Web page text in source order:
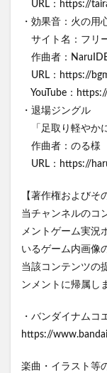
URL：https://
・効果音：火の用
サイト名：フリ
作曲者：
URL：https://
YouTube：
・退場ジングル
「足取り軽やか
作曲者：のる様
URL：https://
【著作権およびそ
当チャンネルのコ
メントゲーム実況
いるゲーム内画像
当該コンテンツの
ンメントに帰属し
・バンダイナムコ
https://
楽曲・イラスト等